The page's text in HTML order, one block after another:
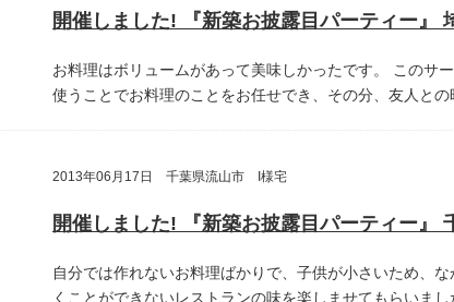
お料理はボリュームがあって美味しかったです。
このサ
使うことでお料理のことをお任せでき、その分、友人との
2013年06月17日 千葉県流山市 I様宅
自分では作れないお料理ばかりで、子供が小さいため、な
くことができないレストランの味を楽しませてもらいまし